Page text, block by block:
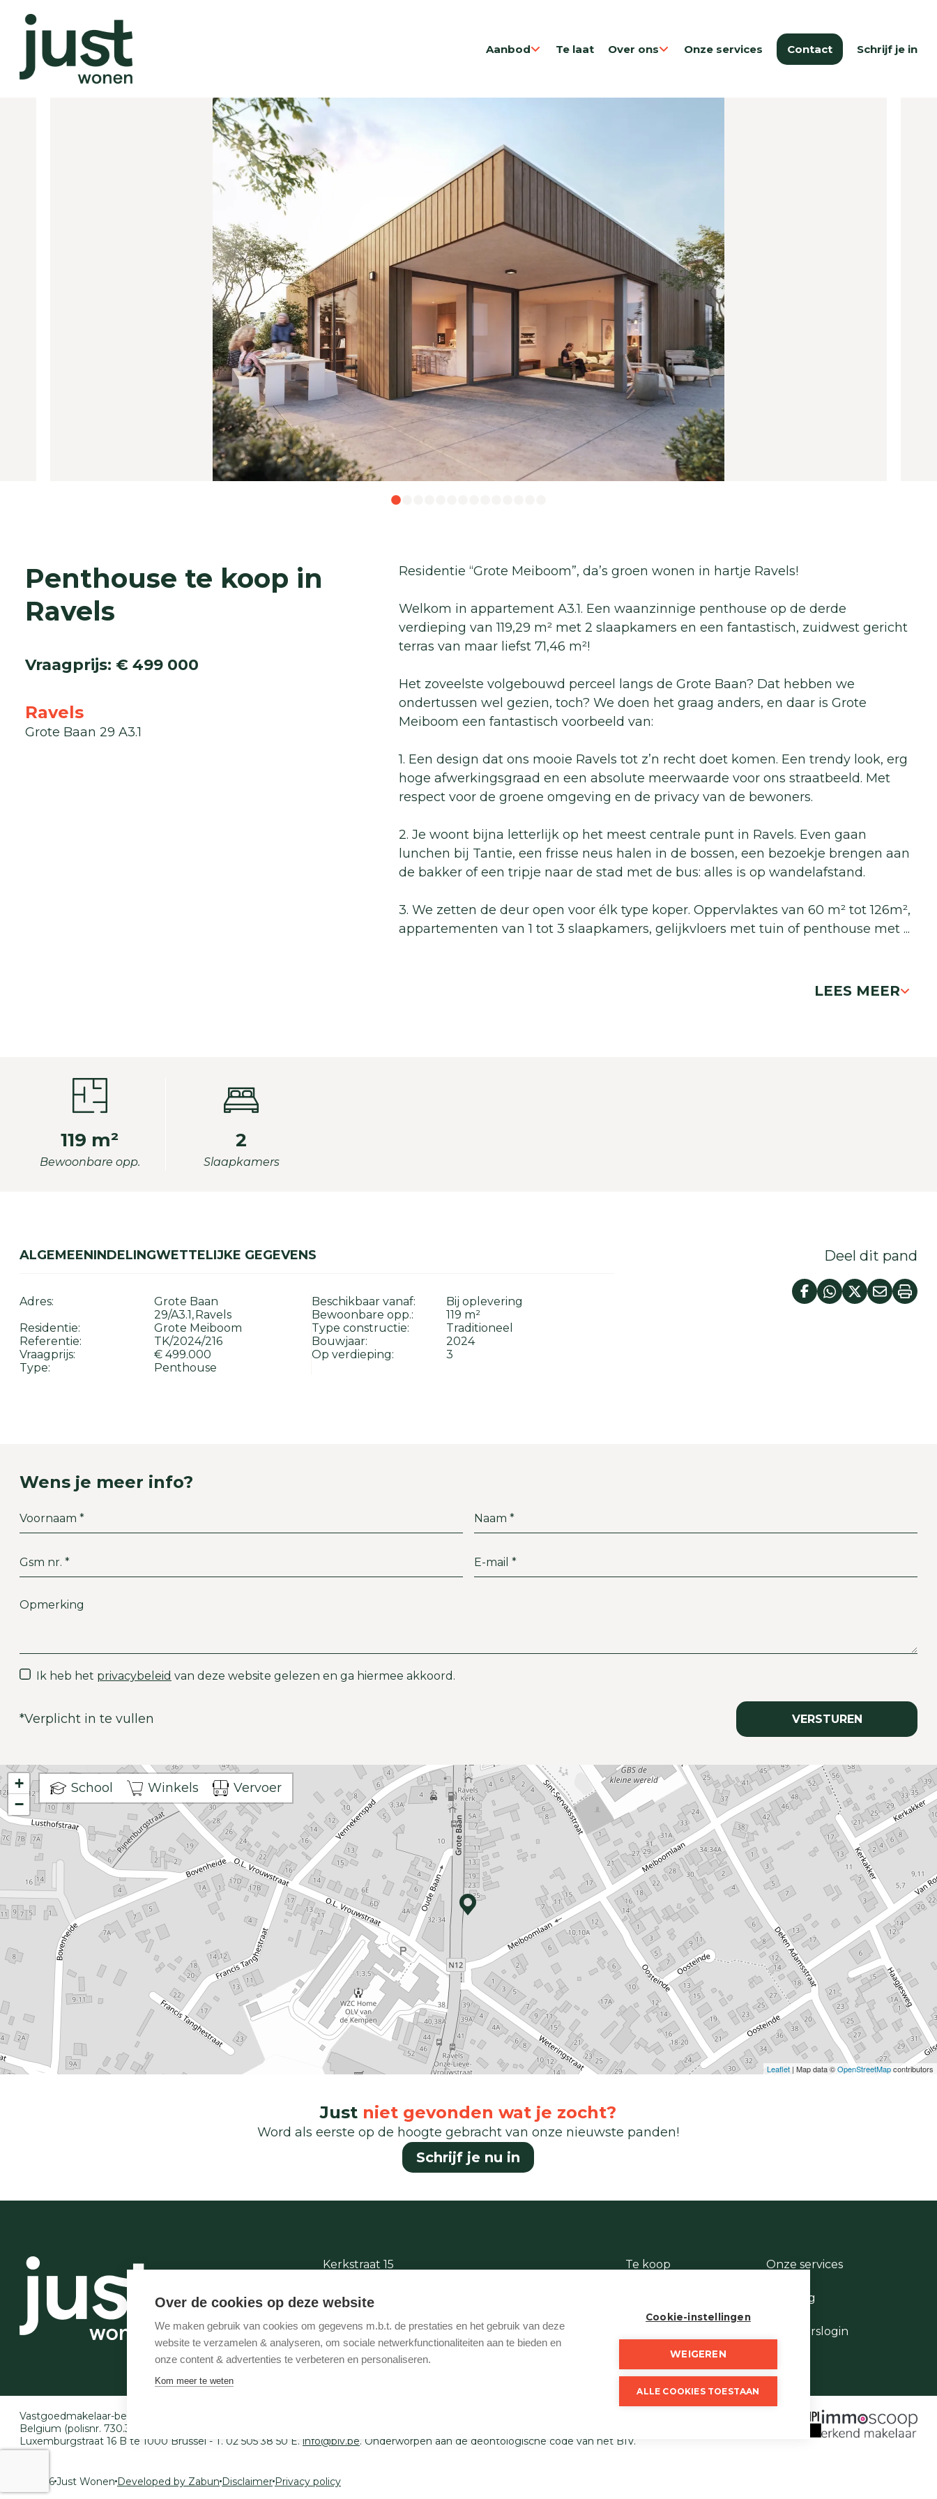
Aanbod Te laat Over ons Onze services Contact Schrijf je in
Penthouse te koop in
Ravels
Vraagprijs: € 499 000
Ravels
Grote Baan 29 A3.1
Residentie “Grote Meiboom”, da’s groen wonen in hartje Ravels!
Welkom in appartement A3.1. Een waanzinnige penthouse op de derde
verdieping van 119,29 m² met 2 slaapkamers en een fantastisch, zuidwest gericht
terras van maar liefst 71,46 m²!
Het zoveelste volgebouwd perceel langs de Grote Baan? Dat hebben we
ondertussen wel gezien, toch? We doen het graag anders, en daar is Grote
Meiboom een fantastisch voorbeeld van:
1. Een design dat ons mooie Ravels tot z’n recht doet komen. Een trendy look, erg
hoge afwerkingsgraad en een absolute meerwaarde voor ons straatbeeld. Met
respect voor de groene omgeving en de privacy van de bewoners.
2. Je woont bijna letterlijk op het meest centrale punt in Ravels. Even gaan
lunchen bij Tantie, een frisse neus halen in de bossen, een bezoekje brengen aan
de bakker of een tripje naar de stad met de bus: alles is op wandelafstand.
3. We zetten de deur open voor élk type koper. Oppervlaktes van 60 m² tot 126m²,
appartementen van 1 tot 3 slaapkamers, gelijkvloers met tuin of penthouse met ...
LEES MEER
119 m²
Bewoonbare opp.
2
Slaapkamers
ALGEMEENINDELINGWETTELIJKE GEGEVENS
Adres:
Grote Baan
29/A3.1 Ravels
Residentie:
Grote Meiboom
Referentie:
TK/2024/216
Vraagprijs:
€ 499.000
Type:
Penthouse
Beschikbaar vanaf:
Bij oplevering
Bewoonbare opp.:
119 m²
Type constructie:
Traditioneel
Bouwjaar:
2024
Op verdieping:
3
Deel dit pand
Wens je meer info?
Ik heb het privacybeleid van deze website gelezen en ga hiermee akkoord.
*Verplicht in te vullen VERSTUREN
+
−
Leaflet | Map data ©OpenStreetMapcontributors
School Winkels Vervoer
Just niet gevonden wat je zocht?
Word als eerste op de hoogte gebracht van onze nieuwste panden!
Schrijf je nu in
Kerkstraat 15
info@justwonen.be
Te koop
Stukje geschiedenis
Onze services
Te vroeg
Eigenaarslogin
Vastgoedmakelaar-bemiddelaar BIV België BIV 507.005 - Ondernemingsnummer BTW-BE 0540 695 222 - Verzekering BA en borgstelling via NV AXA
Belgium (polisnr. 730.390.160) - Derdenrekening: BE97 1431 0000 1849. Toezichthoudende autoriteit: Beroepsinstituut van Vastgoedmakelaars,
Luxemburgstraat 16 B te 1000 Brussel - T. 02 505 38 50 E. info@biv.be. Onderworpen aan de deontologische code van het BIV.
© 2026Just Wonen Developed by Zabun Disclaimer Privacy policy
Over de cookies op deze website
We maken gebruik van cookies om gegevens m.b.t. de prestaties en het gebruik van deze
website te verzamelen & analyseren, om sociale netwerkfunctionaliteiten aan te bieden en
onze content & advertenties te verbeteren en personaliseren.
Kom meer te weten
Cookie-instellingen
WEIGEREN
ALLE COOKIES TOESTAAN